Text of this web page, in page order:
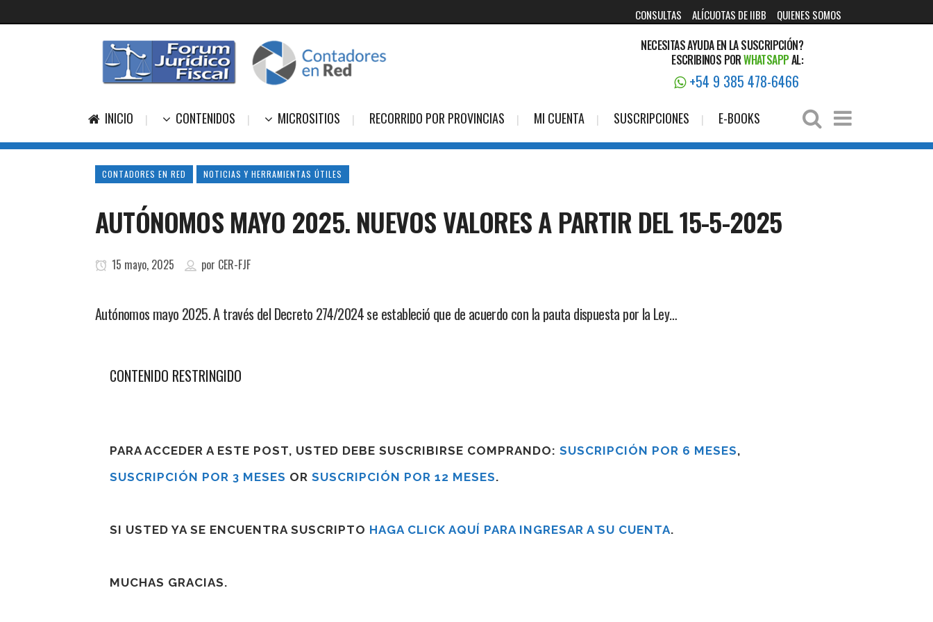
CONSULTAS ALÍCUOTAS DE IIBB QUIENES SOMOS
NECESITAS AYUDA EN LA SUSCRIPCIÓN?
ESCRIBINOS PORWHATSAPPAL:
+54 9 385 478-6466
INICIO CONTENIDOS MICROSITIOS RECORRIDO POR PROVINCIAS MI CUENTA SUSCRIPCIONES E-BOOKS
CONTADORES EN RED NOTICIAS Y HERRAMIENTAS ÚTILES
AUTÓNOMOS MAYO 2025. NUEVOS VALORES A PARTIR DEL 15-5-2025
15 mayo, 2025 por CER-FJF
Autónomos mayo 2025. A través del Decreto 274/2024 se estableció que de acuerdo con la pauta dispuesta por la Ley…
CONTENIDO RESTRINGIDO
PARA ACCEDER A ESTE POST, USTED DEBE SUSCRIBIRSE COMPRANDO: SUSCRIPCIÓN POR 6 MESES,
SUSCRIPCIÓN POR 3 MESES OR SUSCRIPCIÓN POR 12 MESES.
SI USTED YA SE ENCUENTRA SUSCRIPTO HAGA CLICK AQUÍ PARA INGRESAR A SU CUENTA.
MUCHAS GRACIAS.